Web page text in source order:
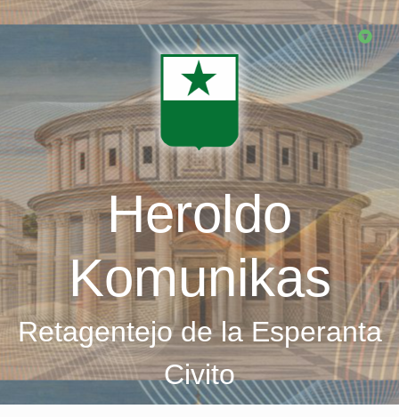
Skip
Heroldo
Komunikas
Retagentejo de la Esperanta
Civito